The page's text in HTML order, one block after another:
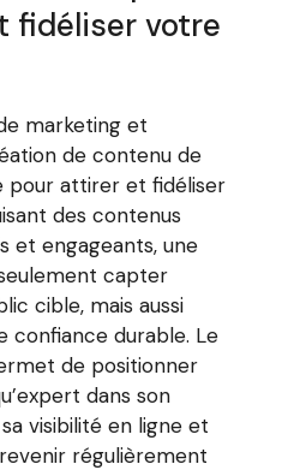
fidéliser votre
marketing et
de contenu de
pour attirer et fidéliser
des contenus
et engageants, une
capter
cible, mais aussi
confiance durable. Le
de positionner
dans son
visibilité en ligne et
régulièrement